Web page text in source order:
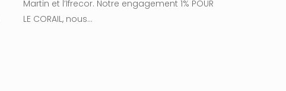
Martin et l’Ifrecor. Notre engagement 1% POUR
LE CORAIL, nous…